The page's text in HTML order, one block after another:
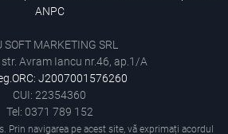
ANPC
SOFT MARKETING SRL
str. Avram Iancu nr.46, ap.1/A
J2007001576260
CUI: 22354360
Tel: 0371 789 152
Prin navigarea pe acest site, vă exprimați acordul